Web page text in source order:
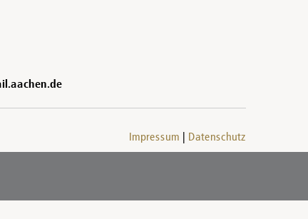
Impressum Datenschutz